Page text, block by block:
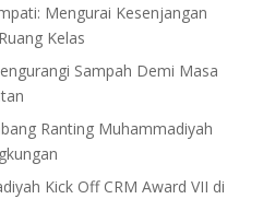
Mengurai Kesenjangan
Kelas
Sampah Demi Masa
Ranting Muhammadiyah
Kick Off CRM Award VII di